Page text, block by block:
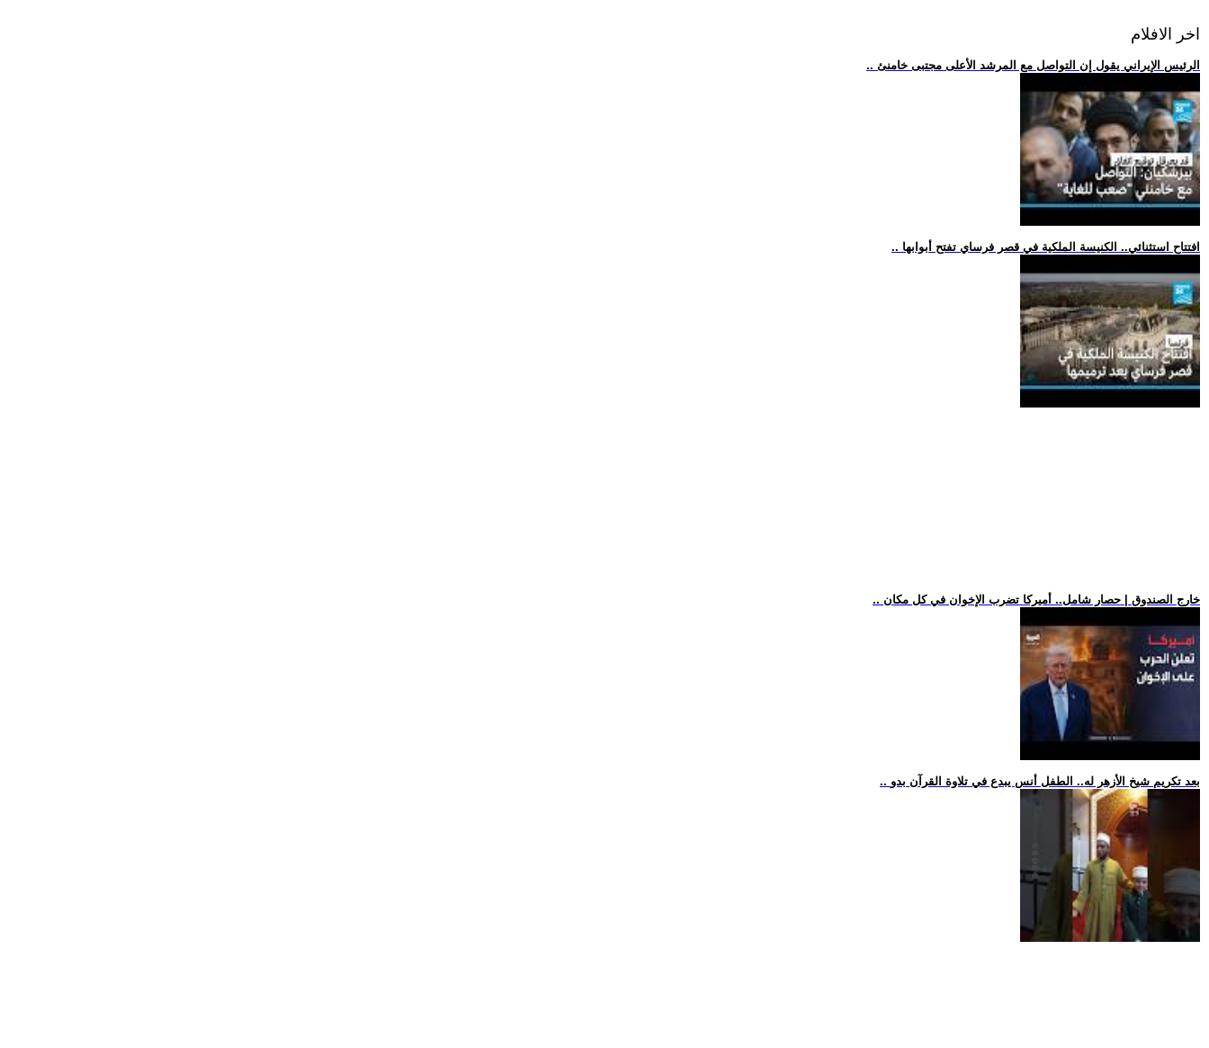
اخر الافلام
.. الرئيس الإيراني يقول إن التواصل مع المرشد الأعلى مجتبى خامنئ
.. افتتاح استثنائي.. الكنيسة الملكية في قصر فرساي تفتح أبوابها
.. خارج الصندوق | حصار شامل.. أميركا تضرب الإخوان في كل مكان
.. بعد تكريم شيخ الأزهر له.. الطفل أنس يبدع في تلاوة القرآن بدو